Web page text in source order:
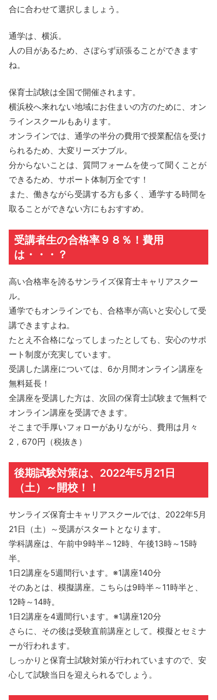
合に合わせて選択しましょう。
通学は、横浜。
人の目があるため、さぼらず頑張ることができます
ね。
保育士試験は全国で開催されます。
横浜校へ来れない地域にお住まいの方のために、オン
ラインスクールもあります。
オンラインでは、通学の半分の費用で授業配信を受け
られるため、大変リーズナブル。
分からないことは、質問フォームを使って聞くことが
できるため、サポート体制万全です！
また、働きながら受講する方も多く、通学する時間を
取ることができない方にもおすすめ。
受講者生の合格率９８％！費用
は・・・？
高い合格率を誇るサンライズ保育士キャリアスクー
ル。
通学でもオンラインでも、合格率が高いと安心して受
講できますよね。
たとえ不合格になってしまったとしても、安心のサポ
ート制度が充実しています。
受講した講座については、6か月間オンライン講座を
無料延長！
全講座を受講した方は、次回の保育士試験まで無料で
オンライン講座を受講できます。
そこまで手厚いフォローがありながら、費用は月々
2，670円（税抜き）
後期試験対策は、2022年5月21日
（土）～開校！！
サンライズ保育士キャリアスクールでは、2022年5月
21日（土）～受講がスタートとなります。
学科講座は、午前中9時半～12時、午後13時～15時
半。
1日2講座を5週間行います。※1講座140分
そのあとは、模擬講座。こちらは9時半～11時半と、
12時～14時。
1日2講座を4週間行います。※1講座120分
さらに、その後は受験直前講座として。模擬とセミナ
ーが行われます。
しっかりと保育士試験対策が行われていますので、安
心して試験当日を迎えられるでしょう。